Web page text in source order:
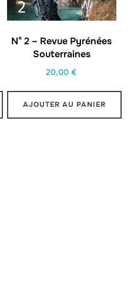
N° 2 – Revue Pyrénées
Souterraines
20,00€
AJOUTER AU PANIER